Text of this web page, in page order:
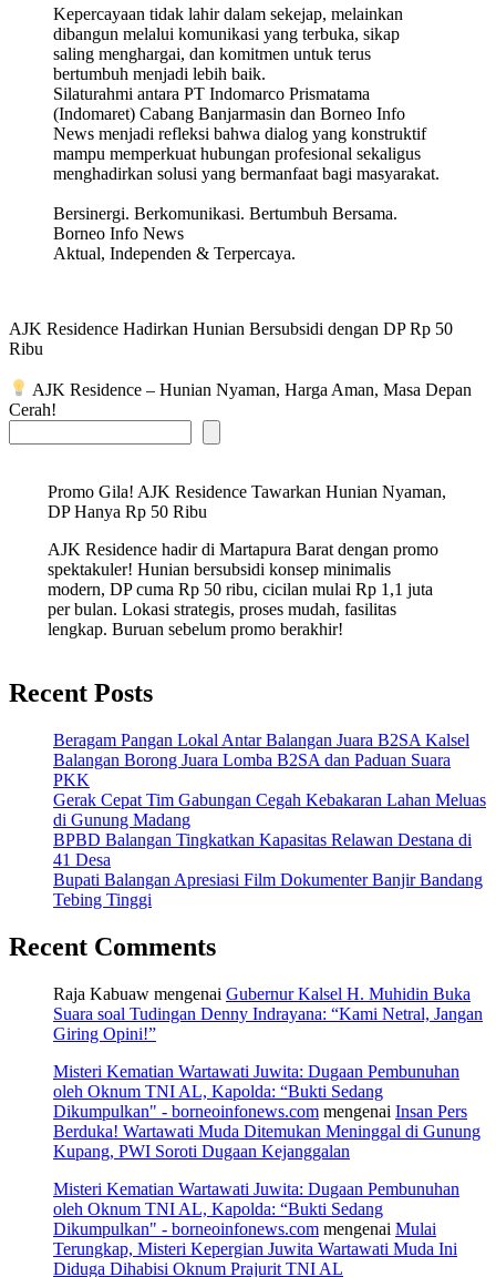
Kepercayaan tidak lahir dalam sekejap, melainkan
dibangun melalui komunikasi yang terbuka, sikap
saling menghargai, dan komitmen untuk terus
bertumbuh menjadi lebih baik.
Silaturahmi antara PT Indomarco Prismatama
(Indomaret) Cabang Banjarmasin dan Borneo Info
News menjadi refleksi bahwa dialog yang konstruktif
mampu memperkuat hubungan profesional sekaligus
menghadirkan solusi yang bermanfaat bagi masyarakat.
Bersinergi. Berkomunikasi. Bertumbuh Bersama.
Borneo Info News
Aktual, Independen & Terpercaya.
AJK Residence Hadirkan Hunian Bersubsidi dengan DP Rp 50
Ribu
AJK Residence – Hunian Nyaman, Harga Aman, Masa Depan
Cerah!
Promo Gila! AJK Residence Tawarkan Hunian Nyaman,
DP Hanya Rp 50 Ribu
AJK Residence hadir di Martapura Barat dengan promo
spektakuler! Hunian bersubsidi konsep minimalis
modern, DP cuma Rp 50 ribu, cicilan mulai Rp 1,1 juta
per bulan. Lokasi strategis, proses mudah, fasilitas
lengkap. Buruan sebelum promo berakhir!
Recent Posts
Beragam Pangan Lokal Antar Balangan Juara B2SA Kalsel
Balangan Borong Juara Lomba B2SA dan Paduan Suara
PKK
Gerak Cepat Tim Gabungan Cegah Kebakaran Lahan Meluas
di Gunung Madang
BPBD Balangan Tingkatkan Kapasitas Relawan Destana di
41 Desa
Bupati Balangan Apresiasi Film Dokumenter Banjir Bandang
Tebing Tinggi
Recent Comments
Raja Kabuaw mengenai Gubernur Kalsel H. Muhidin Buka
Suara soal Tudingan Denny Indrayana: “Kami Netral, Jangan
Giring Opini!”
Misteri Kematian Wartawati Juwita: Dugaan Pembunuhan
oleh Oknum TNI AL, Kapolda: “Bukti Sedang
Dikumpulkan" - borneoinfonews.com mengenai Insan Pers
Berduka! Wartawati Muda Ditemukan Meninggal di Gunung
Kupang, PWI Soroti Dugaan Kejanggalan
Misteri Kematian Wartawati Juwita: Dugaan Pembunuhan
oleh Oknum TNI AL, Kapolda: “Bukti Sedang
Dikumpulkan" - borneoinfonews.com mengenai Mulai
Terungkap, Misteri Kepergian Juwita Wartawati Muda Ini
Diduga Dihabisi Oknum Prajurit TNI AL